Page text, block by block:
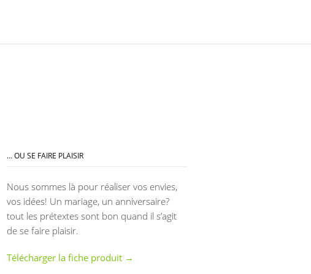
… OU SE FAIRE PLAISIR
Nous sommes là pour réaliser vos envies,
vos idées! Un mariage, un anniversaire?
tout les prétextes sont bon quand il s’agit
de se faire plaisir.
Télécharger la fiche produit →